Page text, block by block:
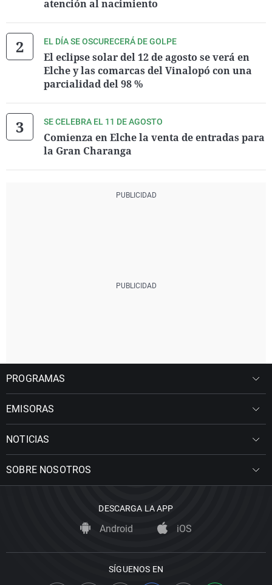
atención al nacimiento
EL DÍA SE OSCURECERÁ DE GOLPE
El eclipse solar del 12 de agosto se verá en
Elche y las comarcas del Vinalopó con una
parcialidad del 98 %
SE CELEBRA EL 11 DE AGOSTO
Comienza en Elche la venta de entradas para
la Gran Charanga
PROGRAMAS
EMISORAS
NOTICIAS
SOBRE NOSOTROS
DESCARGA LA APP
Android iOS
SÍGUENOS EN